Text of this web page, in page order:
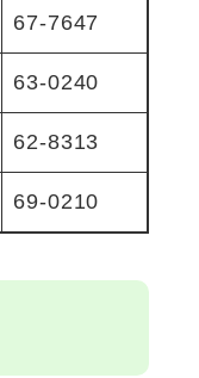
67-7647
63-0240
62-8313
69-0210